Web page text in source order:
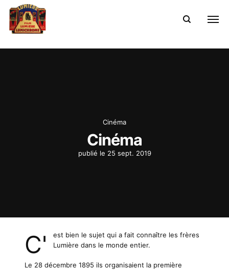
Cinéma
Cinéma
publié le 25 sept. 2019
C'est bien le sujet qui a fait connaître les frères Lumière dans le monde entier.
Le 28 décembre 1895 ils organisaient la première